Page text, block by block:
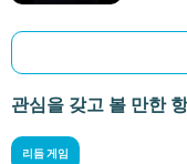
관심을 갖고 볼 만한
리듬 게임